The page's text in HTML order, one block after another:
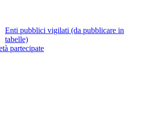
Enti pubblici vigilati (da pubblicare in
tabelle)
partecipate